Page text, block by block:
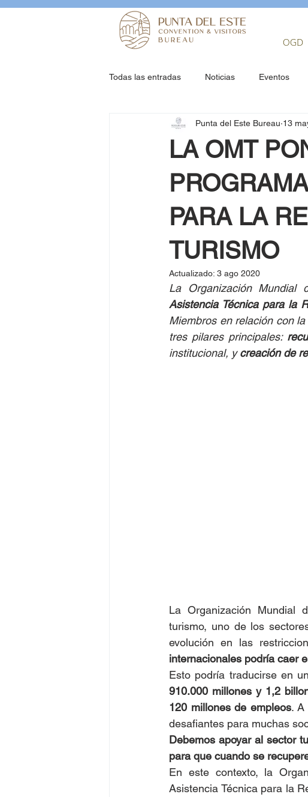
OGD
Todas las entradas Noticias Eventos
LA OMT
PARA LA
TURISMO
Punta del Este Bureau 13
Actualizado: 3 ago 2020
La Organización Mundial
Asistencia Técnica para la
Miembros en relación con
tres pilares principales:
institucional, y creación de
La Organización Mundial
turismo, uno de los
evolución en las
internacionales podría caer
910.000 millones y 1,2
120 millones de empleos. A
desafiantes para muchas
Debemos apoyar al sector
para que cuando se
En este contexto, la
Asistencia Técnica para la